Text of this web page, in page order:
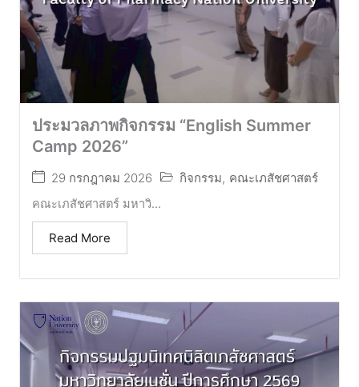
ประมวลภาพกิจกรรม “English Summer
Camp 2026”
29 กรกฎาคม 2026 กิจกรรม, คณะเภสัชศาสตร์
คณะเภสัชศาสตร์ มหาวิ...
Read More